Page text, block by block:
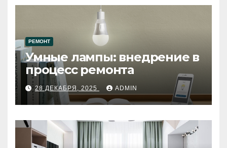
РЕМОНТ
Умные лампы: внедрение в
процесс ремонта
28 ДЕКАБРЯ, 2025 ADMIN